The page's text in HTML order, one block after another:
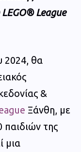
League
2024, θα
&
Ξάνθη, με
της
μια